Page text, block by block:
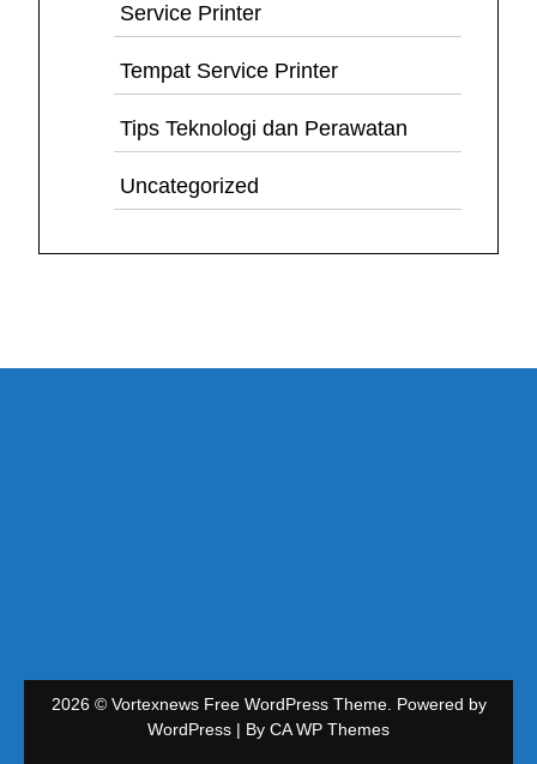
Service Printer
Tempat Service Printer
Tips Teknologi dan Perawatan
Uncategorized
2026 © Vortexnews Free WordPress Theme. Powered by
WordPress | By CA WP Themes